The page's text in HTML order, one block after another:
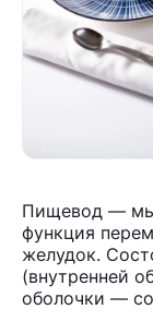
Пищевод —
функция
желудок.
(внутренней
оболочки —